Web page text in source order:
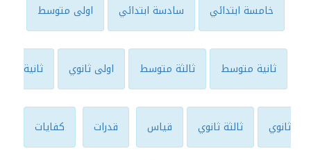
خامسة ابتدائي سادسة ابتدائي اولى متوسط
ثانية متوسط ثالثة متوسط اولى ثانوي ثانية
ثانوي ثالثة ثانوي قياس قدرات كفايات